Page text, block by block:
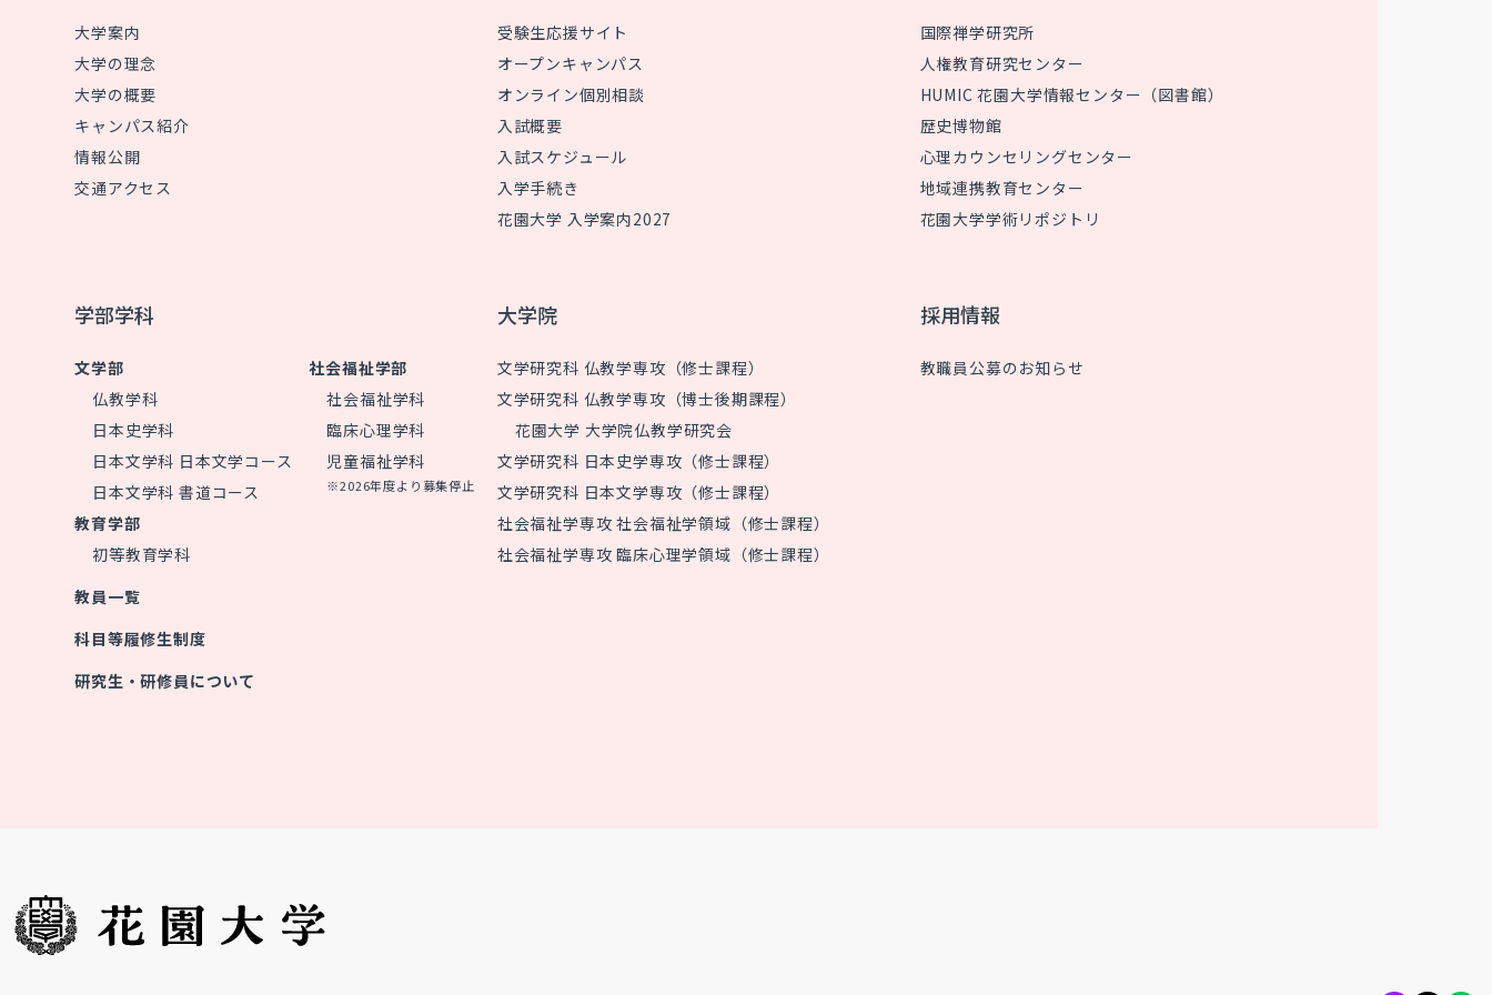
大学案内
大学の理念
大学の概要
キャンパス紹介
情報公開
交通アクセス
受験生応援サイト
オープンキャンパス
オンライン個別相談
入試概要
入試スケジュール
入学手続き
花園大学 入学案内2027
国際禅学研究所
人権教育研究センター
HUMIC 花園大学情報センター（図書館）
歴史博物館
心理カウンセリングセンター
地域連携教育センター
花園大学学術リポジトリ
学部学科
文学部
仏教学科
日本史学科
日本文学科 日本文学コース
日本文学科 書道コース
社会福祉学部
社会福祉学科
臨床心理学科
児童福祉学科
※2026年度より募集停止
教育学部
初等教育学科
教員一覧
科目等履修生制度
研究生・研修員について
大学院
文学研究科 仏教学専攻（修士課程）
文学研究科 仏教学専攻（博士後期課程）
花園大学 大学院仏教学研究会
文学研究科 日本史学専攻（修士課程）
文学研究科 日本文学専攻（修士課程）
社会福祉学専攻 社会福祉学領域（修士課程）
社会福祉学専攻 臨床心理学領域（修士課程）
採用情報
教職員公募のお知らせ